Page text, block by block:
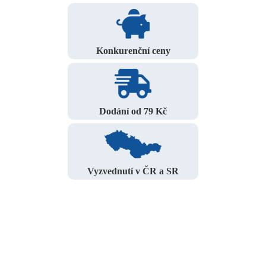
Konkurenční ceny
Dodání od 79 Kč
Vyzvednutí v ČR a SR